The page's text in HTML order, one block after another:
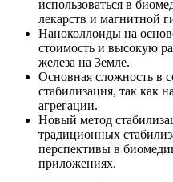
использоваться в
лекарств и магнитной
Наноколлоиды на
стоимость и высокую
железа на Земле.
Основная сложность в
стабилизация, так как
агрегации.
Новый метод
традиционных
перспективы в
приложениях.